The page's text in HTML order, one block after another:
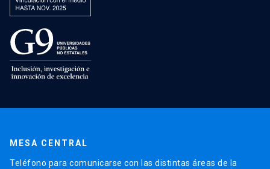
MESA CENTRAL
Teléfono para comunicarse con las distintas áreas de la